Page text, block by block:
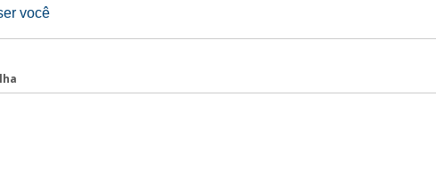
com mais autoconfiança